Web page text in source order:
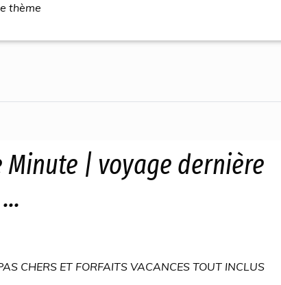
thème
Minute | voyage dernière
CHERS ET FORFAITS VACANCES TOUT INCLUS